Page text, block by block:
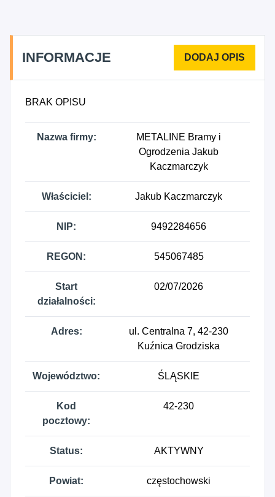
INFORMACJE
BRAK OPISU
Nazwa firmy:
METALINE Bramy i
Ogrodzenia Jakub
Kaczmarczyk
Właściciel: Jakub Kaczmarczyk
NIP: 9492284656
REGON: 545067485
Start
działalności:
02/07/2026
Adres:
ul. Centralna 7, 42-230
Kuźnica Grodziska
Województwo: ŚLĄSKIE
Kod
pocztowy:
42-230
Status: AKTYWNY
Powiat: częstochowski